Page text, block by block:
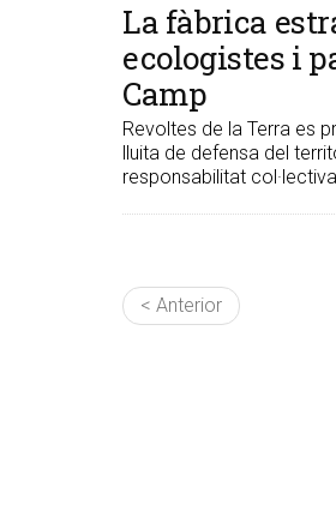
La fàbrica
ecologistes i
Camp
Revoltes de la Terra es
lluita de defensa del
responsabilitat
< Anterior